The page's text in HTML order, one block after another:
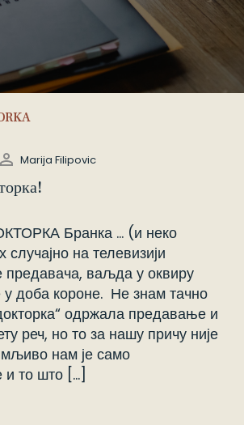
Marija Filipovic
Бранка … (и неко
на телевизији
ваљда у оквиру
у доба короне. Не знам тачно
одржала предавање и
реч, но то за нашу причу није
нам је само
то што […]